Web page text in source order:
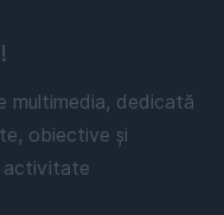
multimedia, dedicată
obiective și
activitate